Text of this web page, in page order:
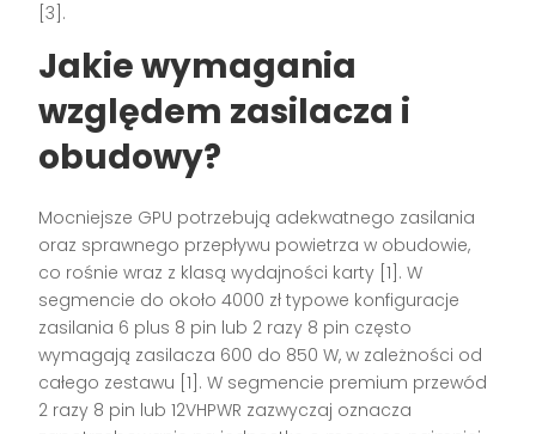
[3].
Jakie wymagania
względem zasilacza i
obudowy?
Mocniejsze GPU potrzebują adekwatnego zasilania
oraz sprawnego przepływu powietrza w obudowie,
co rośnie wraz z klasą wydajności karty [1]. W
segmencie do około 4000 zł typowe konfiguracje
zasilania 6 plus 8 pin lub 2 razy 8 pin często
wymagają zasilacza 600 do 850 W, w zależności od
całego zestawu [1]. W segmencie premium przewód
2 razy 8 pin lub 12VHPWR zazwyczaj oznacza